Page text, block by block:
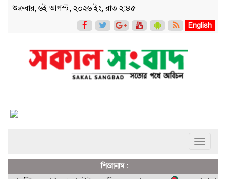
শুক্রবার, ৬ই আগস্ট, ২০২৬ ইং, রাত ২:৪৫
English
Toggle
শিরোনাম :